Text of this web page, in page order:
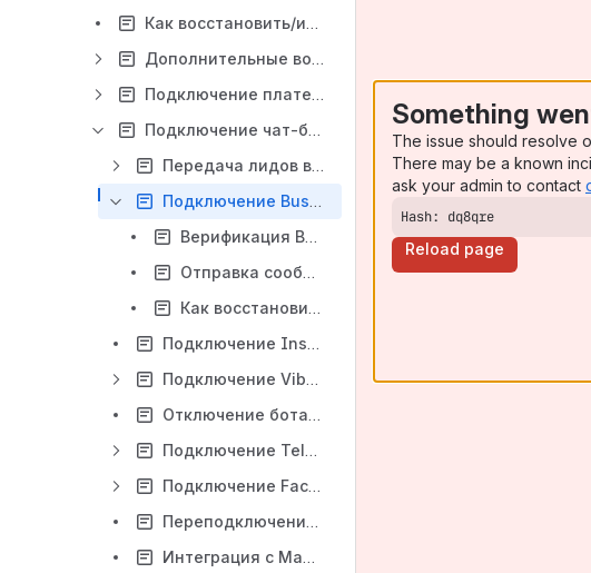
Как восстановить/изменить пароль?
Дополнительные возможности платформы. API
Подключение платежных систем
Подключение чат-ботов к платформе Leeloo.AI
Передача лидов в Bitrix24
Подключение Business WhatsApp
Верификация Business профиля WhatsApp
Отправка сообщений Whatsapp подписчикам за пределами 24 часового окна
Как восстановить заблокированный номер WhatsApp
Подключение Instagram к плафторме Leeloo.ai
Подключение Viber бота
Отключение бота (соединения, канала трафика)
Подключение Telegram бота к платформе Leeloo.AI
Подключение Facebook страницы
Переподключение каналов (реконнект ботов)
Интеграция с Mandrill
Something
The issue should resolve
There may be a known
ask your admin to contact
Hash: dq8qre
Reload page